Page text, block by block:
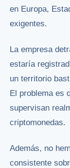
en Europa,
exigentes.
La empresa
estaría
un territorio
El problema es
supervisan
criptomonedas.
Además, no
consistente